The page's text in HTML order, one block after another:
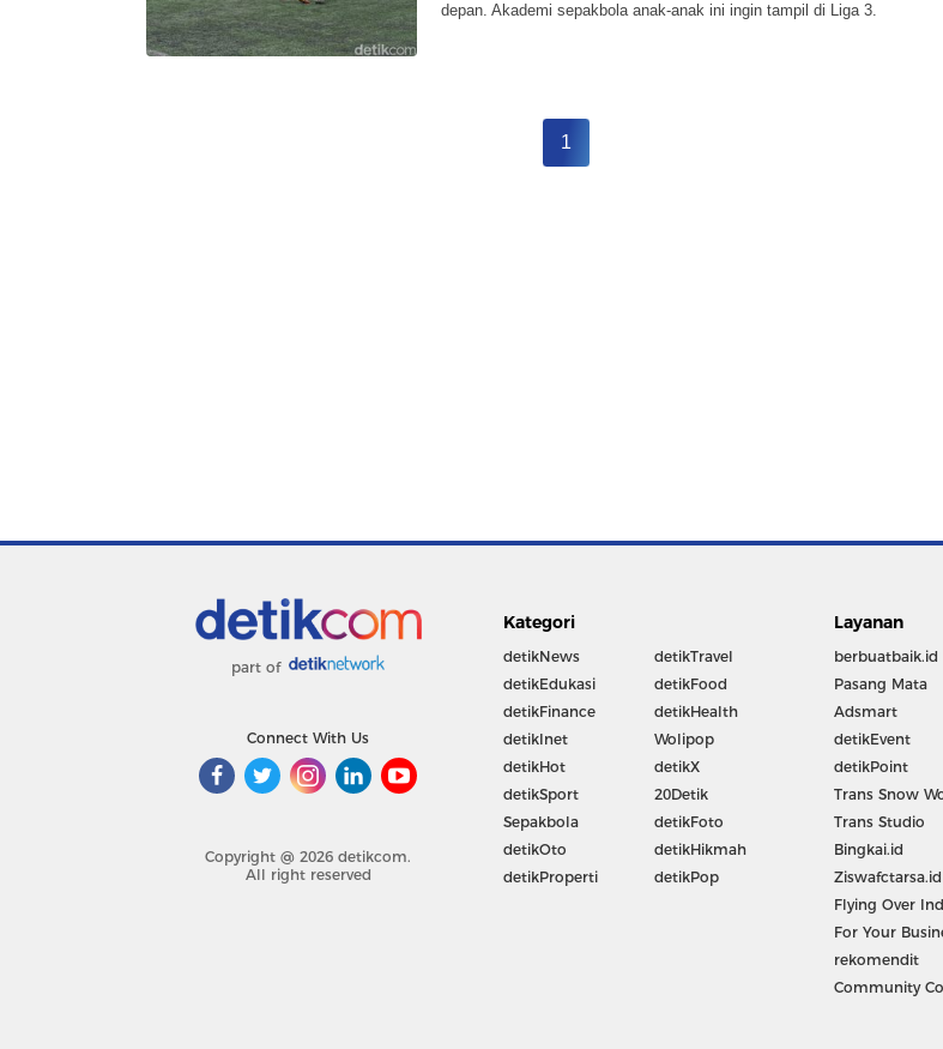
depan. Akademi sepakbola anak-anak ini ingin tampil di Liga 3.
1
part of
Connect With Us
Copyright @ 2026 detikcom.
All right reserved
Kategori
detikNews
detikEdukasi
detikFinance
detikInet
detikHot
detikSport
Sepakbola
detikOto
detikProperti
detikTravel
detikFood
detikHealth
Wolipop
detikX
20Detik
detikFoto
detikHikmah
detikPop
Layanan
berbuatbaik.id
Pasang Mata
Adsmart
detikEvent
detikPoint
Trans Snow
Trans Studio
Bingkai.id
Ziswafctarsa.id
Flying Over
For Your
rekomendit
Community